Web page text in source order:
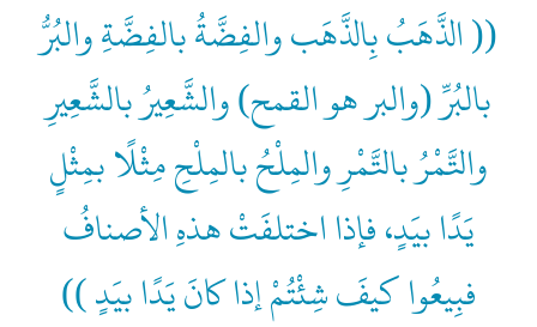
(( الذَّهَبُ بِالذَّهَب والفِضَّةُ بالفِضَّةِ والبُرُّ
بالبُرِّ (والبر هو القمح) والشَّعِيرُ بالشَّعِيرِ
والتَّمْرُ بالتَّمْرِ والمِلْحُ بالمِلْحِ مِثْلًا بمِثْلٍ
يَدًا بيَدٍ، فإذا اختلفَتْ هذهِ الأصنافُ
فبِيعُوا كيفَ شِئْتُمْ إذا كانَ يَدًا بيَدٍ ))